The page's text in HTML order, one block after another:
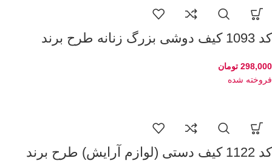
کد 1093 کیف دوشی بزرگ زنانه طرح برند
298,000 تومان
فروخته شده
کد 1122 کیف دستی (لوازم آرایش) طرح برند